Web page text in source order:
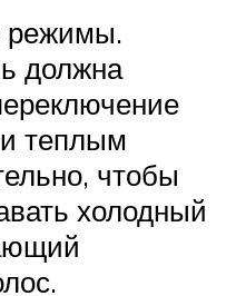
режимы.
должна
теплым
чтобы
холодный